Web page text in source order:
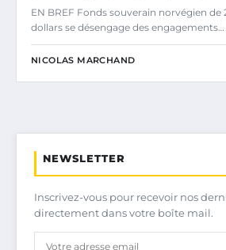
EN BREF Fonds souverain norvégien de
dollars se désengage des engagements…
NICOLAS MARCHAND
NEWSLETTER
Inscrivez-vous pour recevoir nos
directement dans votre boîte mail.